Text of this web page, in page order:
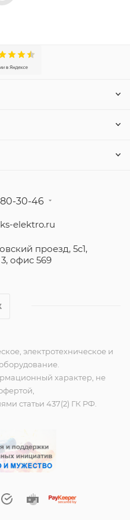
30-46
elektro.ru
проезд, 5с1,
офис 569
электротехническое и
характер, не
статьи 437(2) ГК РФ.